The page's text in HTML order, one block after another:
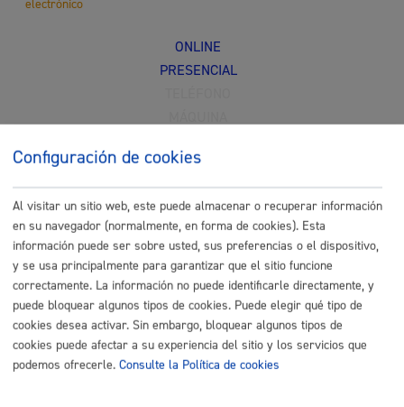
electrónico
ONLINE
PRESENCIAL
Certificado de estar al corriente en el pago
ONLINE
PRESENCIAL
TELÉFONO
MÁQUINA
Consultas y certificados urbanísticos
* Online con certificado
electrónico
Configuración de cookies
Al visitar un sitio web, este puede almacenar o recuperar información
en su navegador (normalmente, en forma de cookies). Esta
información puede ser sobre usted, sus preferencias o el dispositivo,
y se usa principalmente para garantizar que el sitio funcione
correctamente. La información no puede identificarle directamente, y
puede bloquear algunos tipos de cookies. Puede elegir qué tipo de
cookies desea activar. Sin embargo, bloquear algunos tipos de
cookies puede afectar a su experiencia del sitio y los servicios que
podemos ofrecerle. Consulte la Política de cookies